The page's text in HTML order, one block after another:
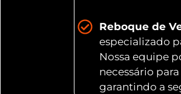
Reboque de
especializado
Nossa equipe
necessário
garantindo a